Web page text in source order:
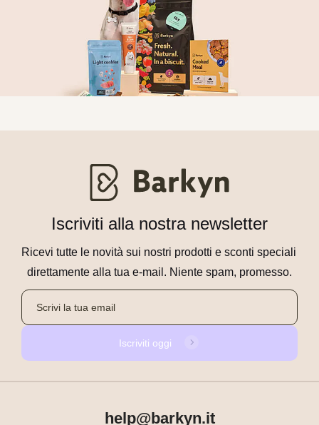
Iscriviti alla nostra newsletter
Ricevi tutte le novità sui nostri prodotti e sconti speciali
direttamente alla tua e-mail. Niente spam, promesso.
Iscriviti oggi
help@barkyn.it